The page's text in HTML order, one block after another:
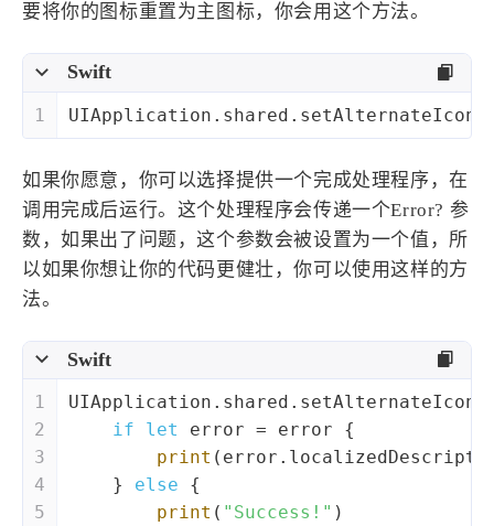
要将你的图标重置为主图标，你会用这个方法。
Swift
1 UIApplication
如果你愿意，你可以选择提供一个完成处理程序，在
调用完成后运行。这个处理程序会传递一个Error? 参
数，如果出了问题，这个参数会被设置为一个值，所
以如果你想让你的代码更健壮，你可以使用这样的方
法。
Swift
1
2
3
4
5
UIApplication
if
let error = error {
print
    }
else {
print ( "Success!" )